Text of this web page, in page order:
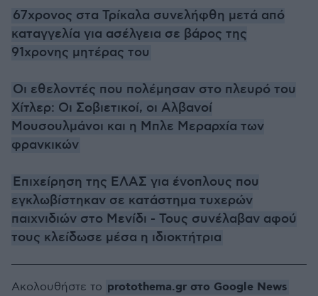
67χρoνος στα Τρίκαλα συνελήφθη μετά από
καταγγελία για ασέλγεια σε βάρος της
91χρονης μητέρας του
Οι εθελοντές που πολέμησαν στο πλευρό του
Χίτλερ: Οι Σοβιετικοί, οι Αλβανοί
Μουσουλμάνοι και η Μπλε Μεραρχία των
φρανκικών
Επιχείρηση της ΕΛΑΣ για ένοπλους που
εγκλωβίστηκαν σε κατάστημα τυχερών
παιχνιδιών στο Μενίδι - Τους συνέλαβαν αφού
τους κλείδωσε μέσα η ιδιοκτήτρια
Ακολουθήστε το protothema.gr στο Google News